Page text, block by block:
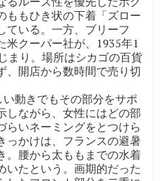
ももひき状の下着「ズロー
ている。一方、ブリーフ
米クーパー社が、1935年1
まり。場所はシカゴの百貨
、開店から数時間で売り切
動きでもその部分をサポ
しながら、女性にはどの部
らいネーミングをとつけら
っかけは、フランスの避暑
。腰から太ももまでの水着
いたという。画期的だった